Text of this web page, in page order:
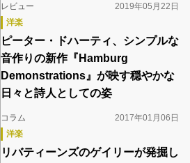
レビュー
2019年05月22日
洋楽
ピーター・ドハーティ、シンプルな
音作りの新作『Hamburg
Demonstrations』が映す穏やかな
日々と詩人としての姿
コラム
2017年01月06日
洋楽
リバティーンズのゲイリーが発掘し